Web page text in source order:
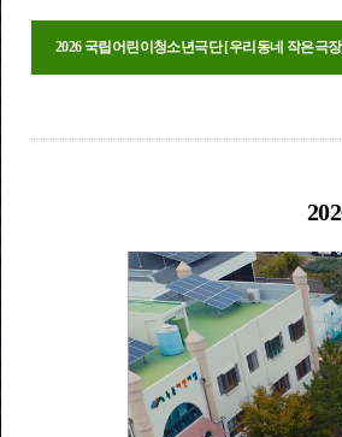
2026 국립어린이청소년극단 [우리동네 작은극